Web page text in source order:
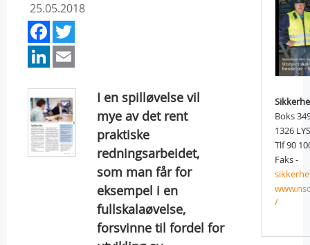
25.05.2018
Facebook
LinkedIn
I en spilløvelse vil
mye av det rent
praktiske
redningsarbeidet,
som man får for
eksempel i en
fullskalaøvelse,
forsvinne til fordel for
Boks
1326
Tlf 90
Faks -
/